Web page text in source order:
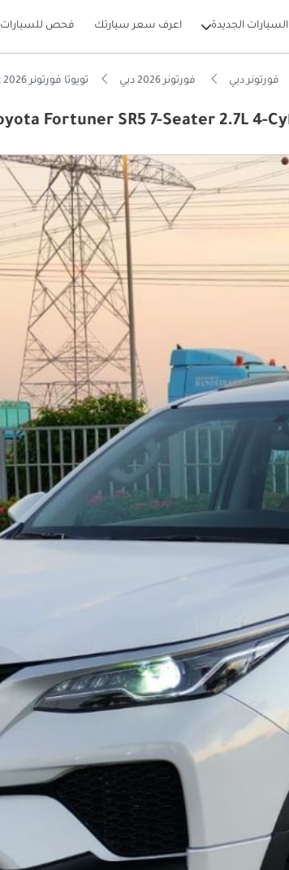
السيارات الجديدة اعرف سعر سيارتك فحص للسيارات
فورتونر دبي فورتونر 2026 دبي تويوتا فورتونر 2026 Toyota Fortuner SR5 7-Seater 2.7L 4-Cyl Petrol A/T 4x4 Only For Export